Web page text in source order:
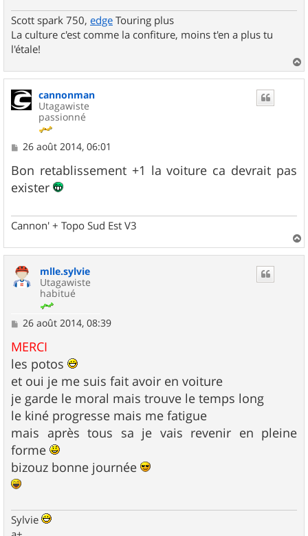
Scott spark 750, edge Touring plus
La culture c'est comme la confiture, moins t'en a plus tu
l'étale!
a
cannonman
Utagawiste
passionné
M
s
s
a
26 août 2014, 06:01
Bon retablissement +1 la voiture ca devrait pas
exister
Cannon' + Topo Sud Est V3
a
mlle.sylvie
Utagawiste
habitué
M
s
s
a
g
e
26 août 2014, 08:39
MERCI
les potos
et oui je me suis fait avoir en voiture
je garde le moral mais trouve le temps long
le kiné progresse mais me fatigue
mais après tous sa je vais revenir en pleine
forme
bizouz bonne journée
Sylvie